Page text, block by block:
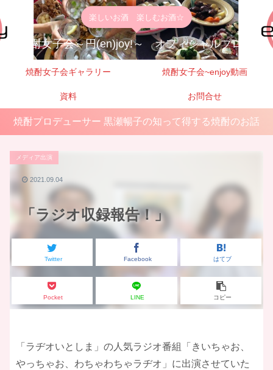
楽しいお酒 楽しむお酒☆
焼酎女子会～円(en)joy!～ オフィシャルブログ
焼酎女子会ギャラリー 焼酎女子会~enjoy動画
資料 お問合せ
焼酎プロデューサー 黒瀬暢子の知って得する焼酎のお話
「ラジオ収録報告！」
メディア出演
Twitter Facebook はてブ
Pocket LINE コピー
2021.09.04
「ラヂオいとしま」の人気ラジオ番組「きいちゃお、
やっちゃお、わちゃわちゃラヂオ」に出演させていた